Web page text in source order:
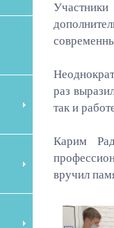
раз
так и
Карим
вручил